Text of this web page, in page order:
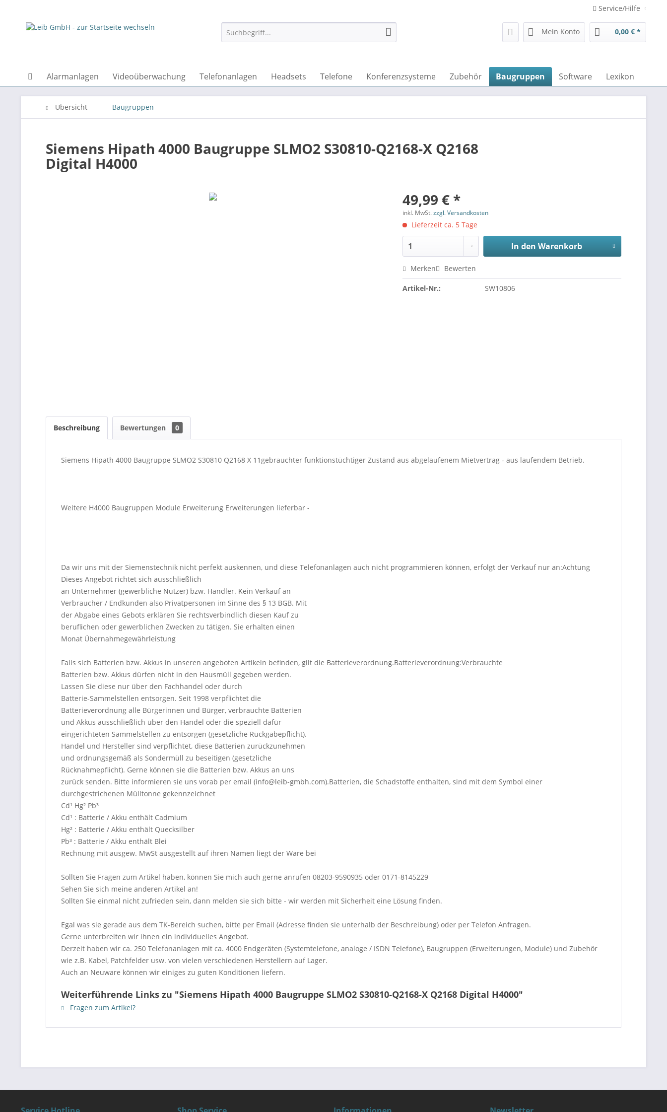
Service/Hilfe
Mein Konto 0,00 € *
Alarmanlagen Videoüberwachung Telefonanlagen Headsets Telefone Konferenzsysteme Zubehör Baugruppen Software Lexikon
Übersicht Baugruppen
Siemens Hipath 4000 Baugruppe SLMO2 S30810-Q2168-X Q2168
Digital H4000
49,99 € *
inkl. MwSt.zzgl. Versandkosten
Lieferzeit ca. 5 Tage
In den Warenkorb
Merken Bewerten
Artikel-Nr.: SW10806
Beschreibung Bewertungen 0
Siemens Hipath 4000 Baugruppe SLMO2 S30810 Q2168 X 11gebrauchter funktionstüchtiger Zustand aus abgelaufenem Mietvertrag - aus laufendem Betrieb.
Weitere H4000 Baugruppen Module Erweiterung Erweiterungen lieferbar -
Da wir uns mit der Siemenstechnik nicht perfekt auskennen, und diese Telefonanlagen auch nicht programmieren können, erfolgt der Verkauf nur an:Achtung
Dieses Angebot richtet sich ausschließlich
an Unternehmer (gewerbliche Nutzer) bzw. Händler. Kein Verkauf an
Verbraucher / Endkunden also Privatpersonen im Sinne des § 13 BGB. Mit
der Abgabe eines Gebots erklären Sie rechtsverbindlich diesen Kauf zu
beruflichen oder gewerblichen Zwecken zu tätigen. Sie erhalten einen
Monat Übernahmegewährleistung
Falls sich Batterien bzw. Akkus in unseren angeboten Artikeln befinden, gilt die Batterieverordnung.Batterieverordnung:Verbrauchte
Batterien bzw. Akkus dürfen nicht in den Hausmüll gegeben werden.
Lassen Sie diese nur über den Fachhandel oder durch
Batterie-Sammelstellen entsorgen. Seit 1998 verpflichtet die
Batterieverordnung alle Bürgerinnen und Bürger, verbrauchte Batterien
und Akkus ausschließlich über den Handel oder die speziell dafür
eingerichteten Sammelstellen zu entsorgen (gesetzliche Rückgabepflicht).
Handel und Hersteller sind verpflichtet, diese Batterien zurückzunehmen
und ordnungsgemäß als Sondermüll zu beseitigen (gesetzliche
Rücknahmepflicht). Gerne können sie die Batterien bzw. Akkus an uns
zurück senden. Bitte informieren sie uns vorab per email (info@leib-gmbh.com).Batterien, die Schadstoffe enthalten, sind mit dem Symbol einer
durchgestrichenen Mülltonne gekennzeichnet
Cd¹ Hg² Pb³
Cd¹ : Batterie / Akku enthält Cadmium
Hg² : Batterie / Akku enthält Quecksilber
Pb³ : Batterie / Akku enthält Blei
Rechnung mit ausgew. MwSt ausgestellt auf ihren Namen liegt der Ware bei
Sollten Sie Fragen zum Artikel haben, können Sie mich auch gerne anrufen 08203-9590935 oder 0171-8145229
Sehen Sie sich meine anderen Artikel an!
Sollten Sie einmal nicht zufrieden sein, dann melden sie sich bitte - wir werden mit Sicherheit eine Lösung finden.
Egal was sie gerade aus dem TK-Bereich suchen, bitte per Email (Adresse finden sie unterhalb der Beschreibung) oder per Telefon Anfragen.
Gerne unterbreiten wir ihnen ein individuelles Angebot.
Derzeit haben wir ca. 250 Telefonanlagen mit ca. 4000 Endgeräten (Systemtelefone, analoge / ISDN Telefone), Baugruppen (Erweiterungen, Module) und Zubehör
wie z.B. Kabel, Patchfelder usw. von vielen verschiedenen Herstellern auf Lager.
Auch an Neuware können wir einiges zu guten Konditionen liefern.
Weiterführende Links zu "Siemens Hipath 4000 Baugruppe SLMO2 S30810-Q2168-X Q2168 Digital H4000"
Fragen zum Artikel?